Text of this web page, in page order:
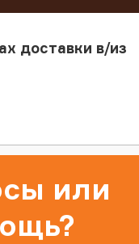
доставки в/из
или